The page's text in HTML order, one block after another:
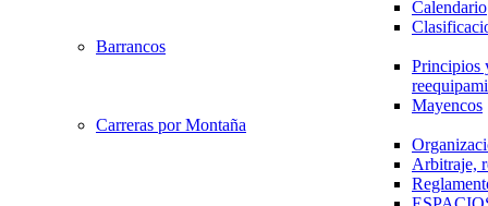
Calendario
Barrancos
Principios
Mayencos
Carreras por Montaña
Arbitraje,